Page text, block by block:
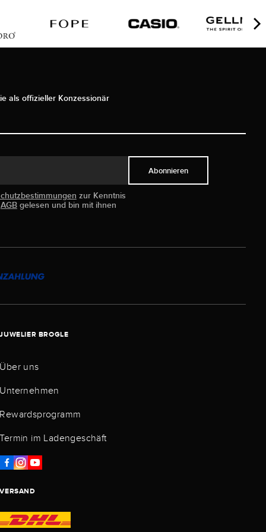
als offizieller Konzessionär
zur Kenntnis
AGBgelesen und bin mit ihnen
Abonnieren
JUWELIER BROGLE
Über uns
Unternehmen
Rewardsprogramm
Termin im Ladengeschäft
VERSAND